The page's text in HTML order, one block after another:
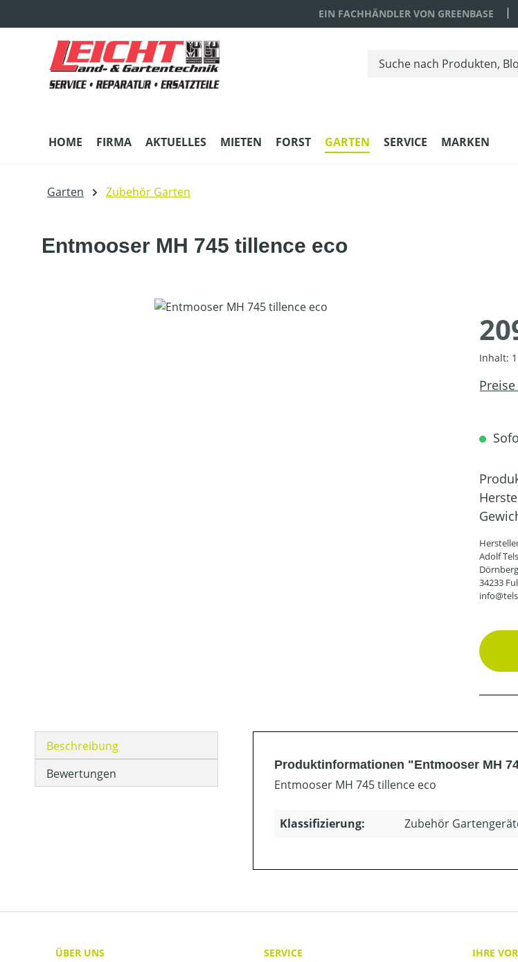
EIN FACHHÄNDLER VON GREENBASE
HOME FIRMA AKTUELLES MIETEN FORST GARTEN SERVICE MARKEN
Garten Zubehör Garten
Entmooser MH 745 tillence eco
Bildergalerie überspringen
Inhalt: 1
Adolf
34233
Beschreibung
Bewertungen
Produktinformationen "Entmooser MH
Entmooser MH 745 tillence eco
Klassifizierung: Zubehör
ÜBER UNS
SERVICE
IHRE